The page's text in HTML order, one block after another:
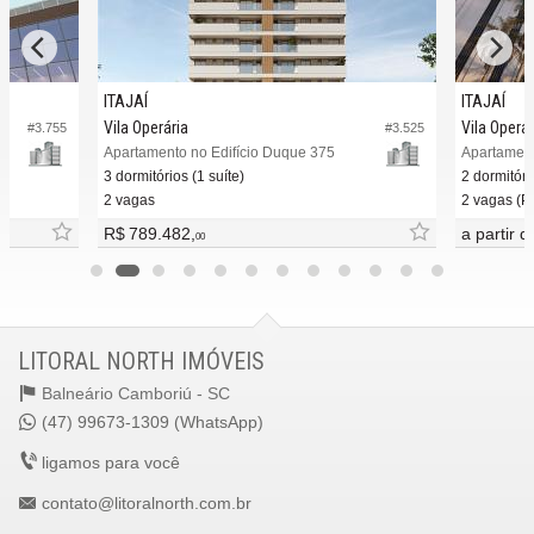
#3.755 #3.525
ITAJAÍ
Vila Operária
Apartamento no Edifício Duque 375
3 dormitórios (1 suíte)
2 vagas
R$ 789.482, 00
ITAJAÍ
Vila
2
2 vagas
a partir
LITORAL NORTH IMÓVEIS
Balneário Camboriú - SC
(47) 99673-1309 (WhatsApp)
ligamos para você
contato@litoralnorth.com.br